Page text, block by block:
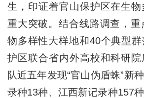
生，印证着官山保护区在生
重大突破。结合线路调查，重
物多样性大样地和40个典型
护区联合省内外高校和科研院
队近五年发现“官山伪盾蛛”新
录种13种、江西新记录种157